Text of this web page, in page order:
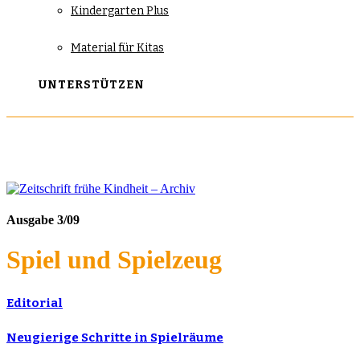
Kindergarten Plus
Material für Kitas
UNTERSTÜTZEN
Ausgabe 3/09
Spiel und Spielzeug
Editorial
Neugierige Schritte in Spielräume